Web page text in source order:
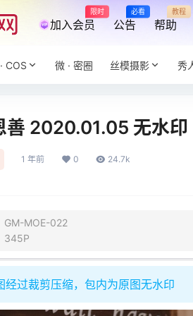
加入会员
限时
公告
必看
帮助
教程
COS 微 · 密圈 丝模摄影 秀
善 2020.01.05 无水
1 年前 0 24.7k
GM-MOE-022
345P
经过裁剪压缩，包内为原图无水印